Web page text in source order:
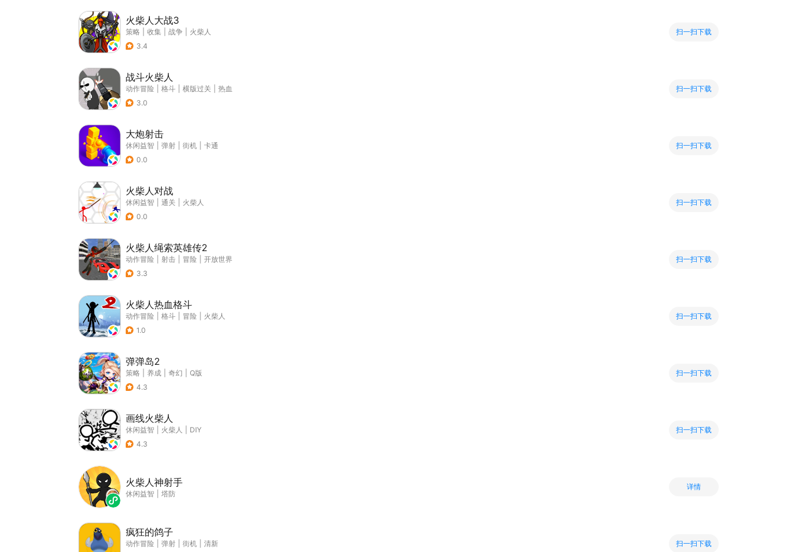
火柴人大战3
策略 收集 战争
火柴人
3.4
扫一扫下载
战斗火柴人
动作冒险 格斗 横版过关
热血
3.0
扫一扫下载
大炮射击
休闲益智 弹射 街机
卡通
0.0
扫一扫下载
火柴人对战
休闲益智 通关
火柴人
0.0
扫一扫下载
火柴人绳索英雄传2
动作冒险 射击 冒险
开放世界
3.3
扫一扫下载
火柴人热血格斗
动作冒险 格斗 冒险
火柴人
1.0
扫一扫下载
弹弹岛2
策略 养成 奇幻
Q版
4.3
扫一扫下载
画线火柴人
休闲益智 火柴人
DIY
4.3
扫一扫下载
火柴人神射手
休闲益智 塔防
详情
疯狂的鸽子
动作冒险 弹射 街机
清新
扫一扫下载